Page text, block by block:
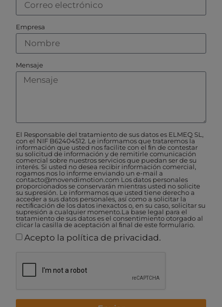
Empresa
Mensaje
El Responsable del tratamiento de sus datos es ELMEQ SL,
con el NIF B62404512. Le informamos que trataremos la
información que usted nos facilite con el ﬁn de contestar
su solicitud de información y de remitirle comunicación
comercial sobre nuestros servicios que puedan ser de su
interés. Si usted no desea recibir información comercial,
rogamos nos lo informe enviando un e-mail a
contacto@movendimotion.com Los datos personales
proporcionados se conservarán mientras usted no solicite
su supresión. Le informamos que usted tiene derecho a
acceder a sus datos personales, así como a solicitar la
rectiﬁcación de los datos inexactos o, en su caso, solicitar su
supresión a cualquier momento.La base legal para el
tratamiento de sus datos es el consentimiento otorgado al
clicar la casilla de aceptación al ﬁnal de este formulario.
Acepto la política de privacidad.